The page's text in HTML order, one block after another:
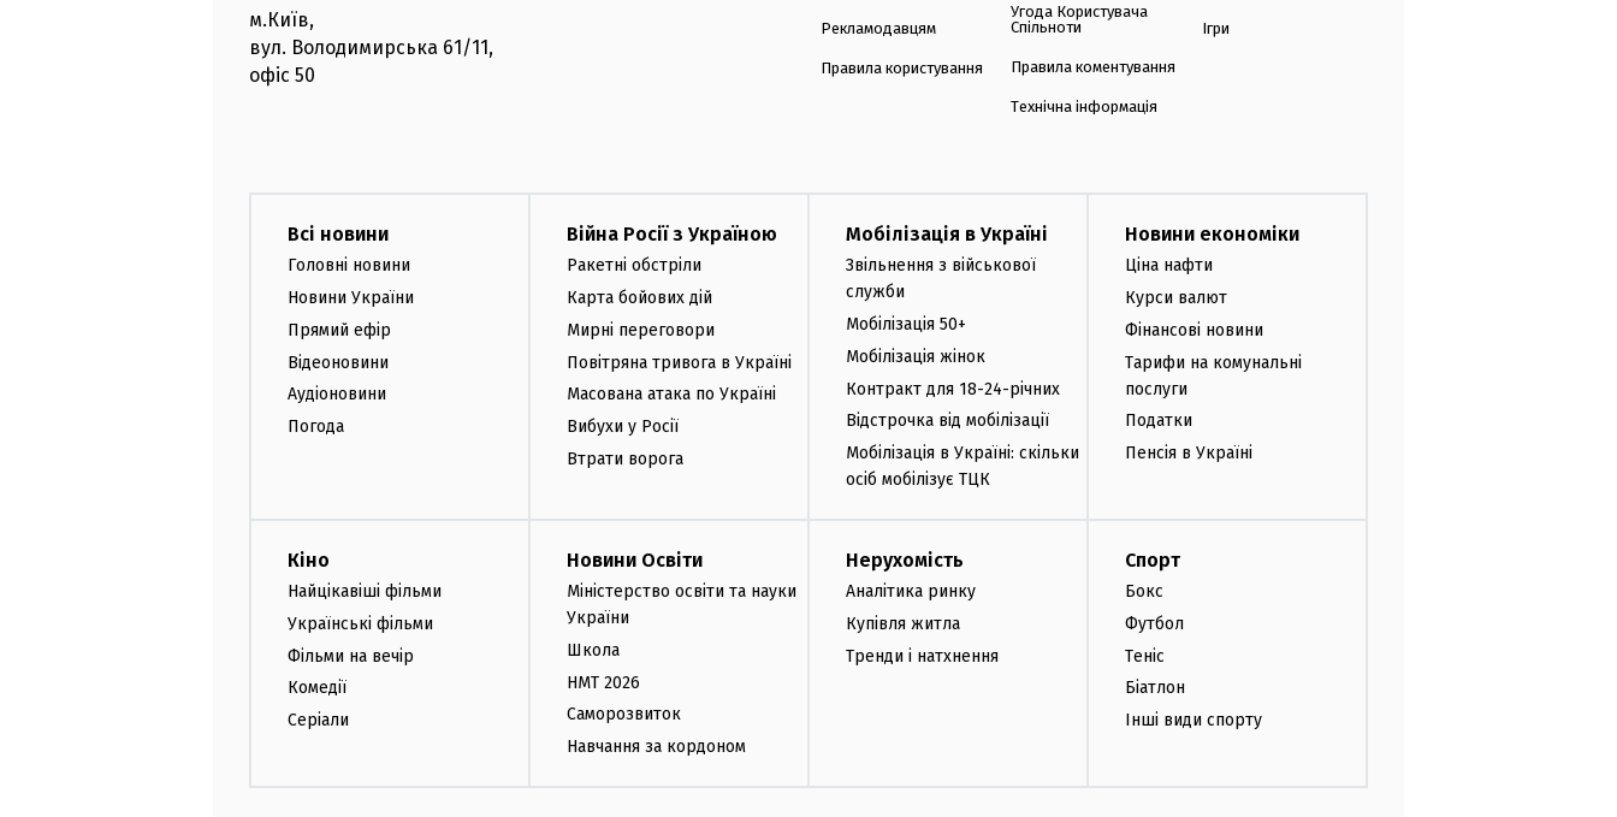
м.Київ,
вул. Володимирська 61/11,
офіс 50
Рекламодавцям
Правила користування
Угода Користувача
Спільноти
Правила коментування
Технічна інформація
Ігри
Всі новини
Головні новини
Новини України
Прямий ефір
Відеоновини
Аудіоновини
Погода
Війна Росії з Україною
Ракетні обстріли
Карта бойових дій
Мирні переговори
Повітряна тривога в Україні
Масована атака по Україні
Вибухи у Росії
Втрати ворога
Мобілізація в Україні
Звільнення з військової
служби
Мобілізація 50+
Мобілізація жінок
Контракт для 18-24-річних
Відстрочка від мобілізації
Мобілізація в Україні: скільки
осіб мобілізує ТЦК
Новини економіки
Ціна нафти
Курси валют
Фінансові новини
Тарифи на комунальні
послуги
Податки
Пенсія в Україні
Кіно
Найцікавіші фільми
Українські фільми
Фільми на вечір
Комедії
Серіали
Новини Освіти
Міністерство освіти та науки
України
Школа
НМТ 2026
Саморозвиток
Навчання за кордоном
Нерухомість
Аналітика ринку
Купівля житла
Тренди і натхнення
Спорт
Бокс
Футбол
Теніс
Біатлон
Інші види спорту